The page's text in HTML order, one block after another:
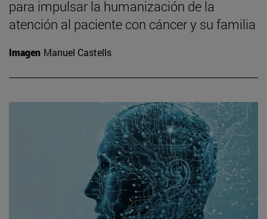
para impulsar la humanización de la
atención al paciente con cáncer y su familia
Imagen Manuel Castells